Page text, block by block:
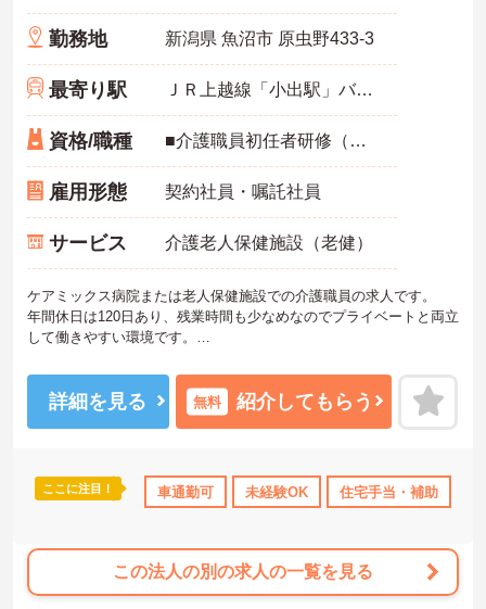
勤務地 新潟県 魚沼市 原虫野433-3
最寄り駅 ＪＲ上越線「小出駅」バス・車9分
資格/職種 ■介護職員初任者研修（ヘルパー2級）、介護福祉士実務者研修（ヘルパー1級）、介護福祉士のいずれかがあれば尚可 ※無資格、未経験相談可
雇用形態 契約社員・嘱託社員
サービス 介護老人保健施設（老健）
ケアミックス病院または老人保健施設での介護職員の求人です。
年間休日は120日あり、残業時間も少なめなのでプライベートと両立
して働きやすい環境です。
たしますのでお気軽にご相談ください！
詳細を見る 無料 紹介してもらう
ここに注目！ 車通勤可 未経験OK 住宅手当・補助
この法人の別の求人の一覧を見る